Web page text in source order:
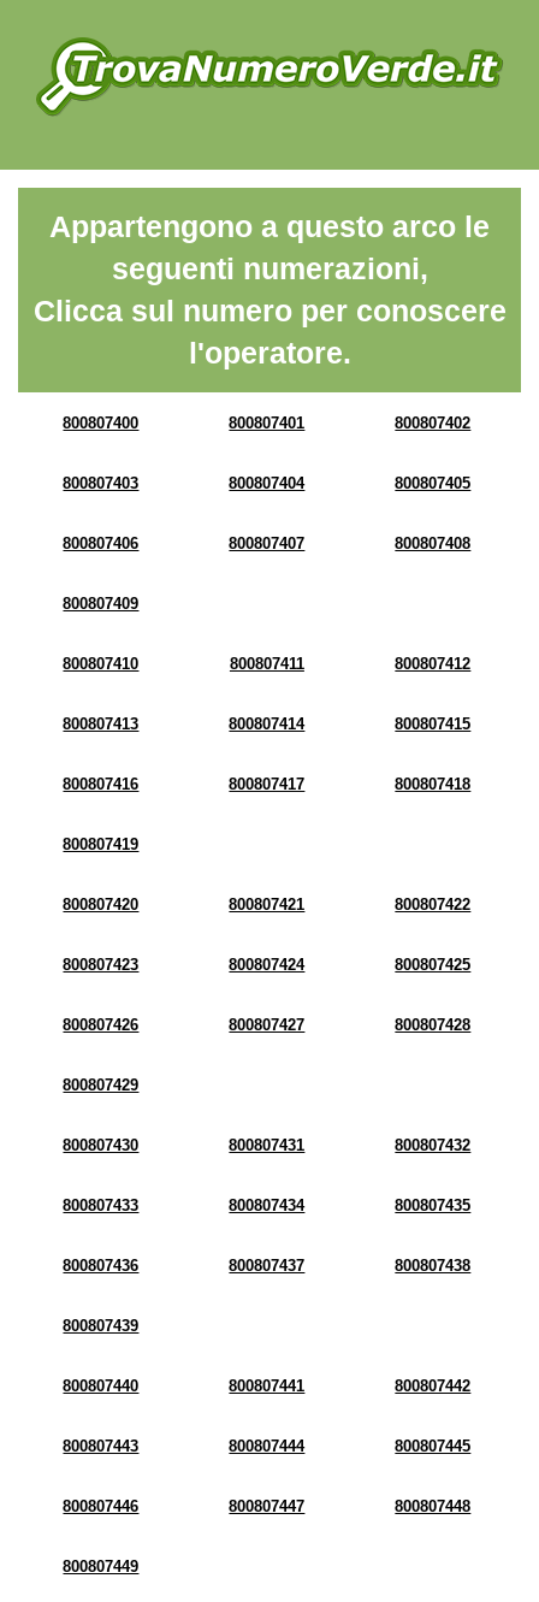
Appartengono a questo arco le
seguenti numerazioni,
Clicca sul numero per conoscere
l'operatore.
800807400 800807401 800807402
800807403 800807404 800807405
800807406 800807407 800807408
800807409
800807410 800807411 800807412
800807413 800807414 800807415
800807416 800807417 800807418
800807419
800807420 800807421 800807422
800807423 800807424 800807425
800807426 800807427 800807428
800807429
800807430 800807431 800807432
800807433 800807434 800807435
800807436 800807437 800807438
800807439
800807440 800807441 800807442
800807443 800807444 800807445
800807446 800807447 800807448
800807449